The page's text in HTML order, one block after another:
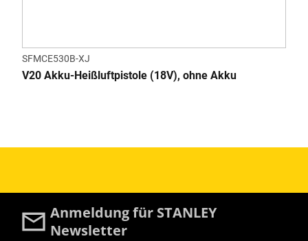
SFMCE530B-XJ
V20 Akku-Heißluftpistole (18V), ohne Akku
Anmeldung für STANLEY
Newsletter